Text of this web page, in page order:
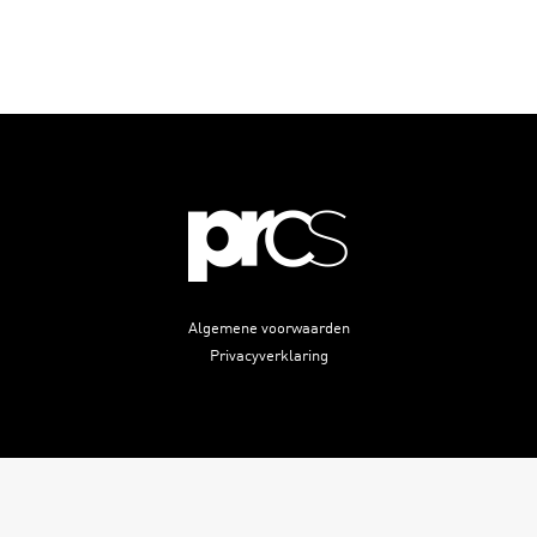
Algemene voorwaarden
Privacyverklaring